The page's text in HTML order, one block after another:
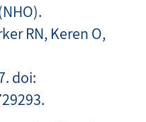
RN, Keren O,
doi: